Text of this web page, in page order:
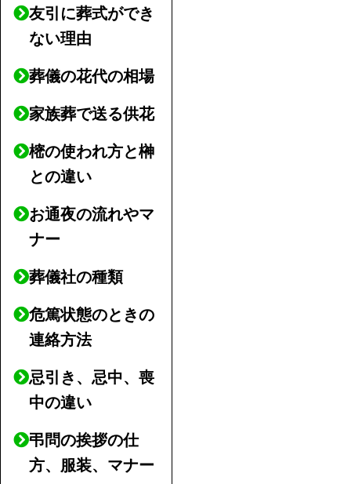
友引に葬式ができ
ない理由
葬儀の花代の相場
家族葬で送る供花
樒の使われ方と榊
との違い
お通夜の流れやマ
ナー
葬儀社の種類
危篤状態のときの
連絡方法
忌引き、忌中、喪
中の違い
弔問の挨拶の仕
方、服装、マナー